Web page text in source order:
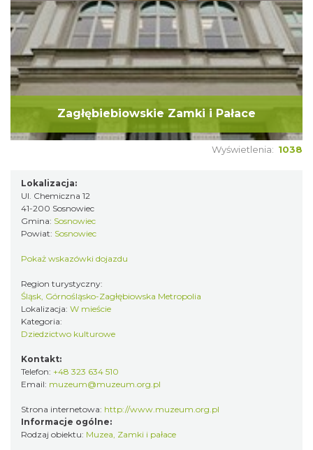
Zagłębiebiowskie Zamki i Pałace
Wyświetlenia: 1038
Lokalizacja:
Ul. Chemiczna 12
41-200 Sosnowiec
Gmina: Sosnowiec
Powiat: Sosnowiec
Pokaż wskazówki dojazdu
Region turystyczny:
Śląsk, Górnośląsko-Zagłębiowska Metropolia
Lokalizacja: W mieście
Kategoria:
Dziedzictwo kulturowe
Kontakt:
Telefon: +48 323 634 510
Email: muzeum@muzeum.org.pl
Strona internetowa: http://www.muzeum.org.pl
Informacje ogólne:
Rodzaj obiektu: Muzea, Zamki i pałace